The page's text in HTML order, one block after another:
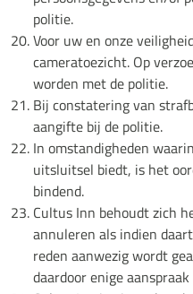
politie.
Voor uw en onze
cameratoezicht. Op
worden met de politie.
Bij constatering van
aangifte bij de politie.
In omstandigheden
uitsluitsel biedt, is het
bindend.
Cultus Inn behoudt zich
annuleren als indien
reden aanwezig wordt
daardoor enige